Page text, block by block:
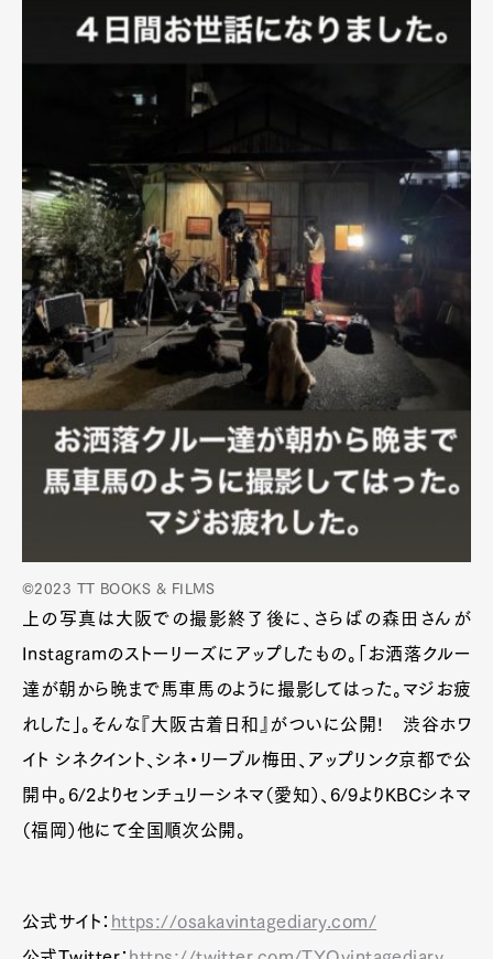
©2023 TT BOOKS & FILMS
上の写真は大阪での撮影終了後に、さらばの森田さんが
Instagramのストーリーズにアップしたもの。「お洒落クルー
達が朝から晩まで馬車馬のように撮影してはった。マジお疲
れした」。そんな『大阪古着日和』がついに公開! 渋谷ホワ
イト シネクイント、シネ・リーブル梅田、アップリンク京都で公
開中。6/2よりセンチュリーシネマ（愛知）、6/9よりKBCシネマ
（福岡）他にて全国順次公開。
公式サイト： https://osakavintagediary.com/